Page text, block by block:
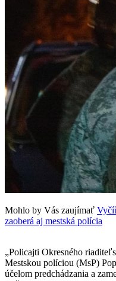
Mohlo by Vás zaujímať
zaoberá aj mestská polícia
„Policajti Okresného
Mestskou políciou (MsP)
účelom predchádzania a